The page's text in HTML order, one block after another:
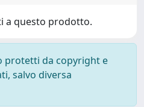
a questo prodotto.
protetti da copyright e
salvo diversa